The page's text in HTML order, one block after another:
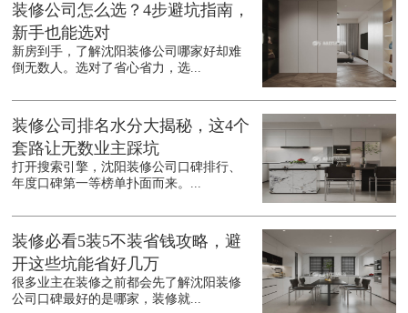
装修公司怎么选？4步避坑指南，
新手也能选对
新房到手，了解沈阳装修公司哪家好却难
倒无数人。选对了省心省力，选...
装修公司排名水分大揭秘，这4个
套路让无数业主踩坑
打开搜索引擎，沈阳装修公司口碑排行、
年度口碑第一等榜单扑面而来。...
装修必看5装5不装省钱攻略，避
开这些坑能省好几万
很多业主在装修之前都会先了解沈阳装修
公司口碑最好的是哪家，装修就...